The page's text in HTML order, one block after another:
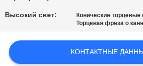
САЙТА
Высокий свет: Конические
Торцевая фреза о
КОНТАКТНЫЕ